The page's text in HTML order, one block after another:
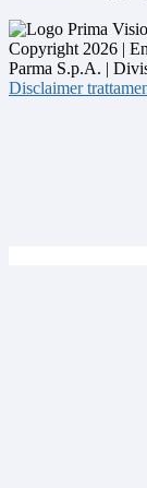
Copyright 2026 |
Parma S.p.A. |
Disclaimer